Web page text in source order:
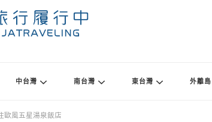
中台灣 南台灣 東台灣 外離島
歐風五星湯泉飯店